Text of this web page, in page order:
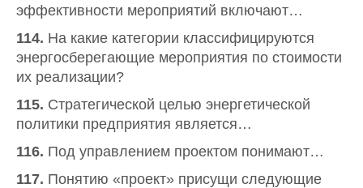
эффективности мероприятий включают…
114. На какие категории классифицируются
энергосберегающие мероприятия по стоимости
их реализации?
115. Стратегической целью энергетической
политики предприятия является…
116. Под управлением проектом понимают…
117. Понятию «проект» присущи следующие